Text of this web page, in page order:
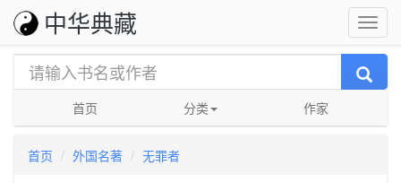
中华典藏
首页 分类 作家
首页 外国名著 无罪者